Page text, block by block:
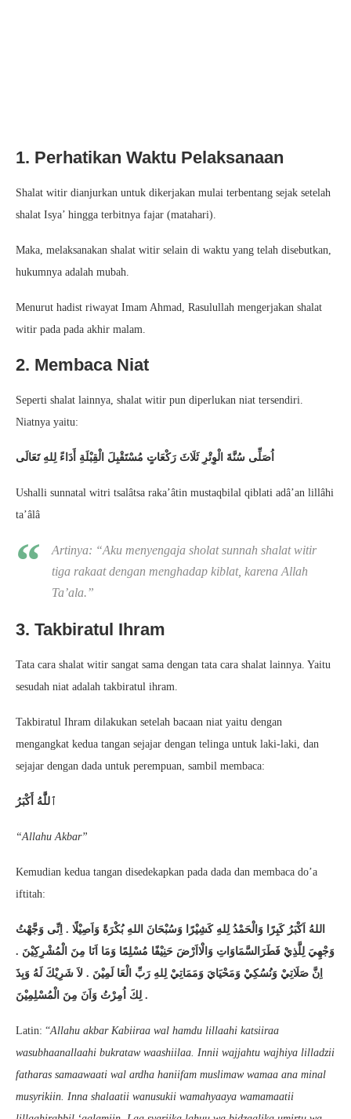
1. Perhatikan Waktu Pelaksanaan
Shalat witir dianjurkan untuk dikerjakan mulai terbentang sejak setelah
shalat Isya’ hingga terbitnya fajar (matahari).
Maka, melaksanakan shalat witir selain di waktu yang telah disebutkan,
hukumnya adalah mubah.
Menurut hadist riwayat Imam Ahmad, Rasulullah mengerjakan shalat
witir pada pada akhir malam.
2. Membaca Niat
Seperti shalat lainnya, shalat witir pun diperlukan niat tersendiri.
Niatnya yaitu:
اُصَلِّى سُنَّةَ الْوِتْرِ ثَلَاثَ رَكْعَاتٍ مُسْتَقْبِلَ الْقِبْلَةِ أَدَاءً لِلهِ تَعَالَى
Ushalli sunnatal witri tsalâtsa raka’âtin mustaqbilal qiblati adâ’an lillâhi
ta’âlâ
Artinya: “Aku menyengaja sholat sunnah shalat witir
tiga rakaat dengan menghadap kiblat, karena Allah
Ta’ala.”
3. Takbiratul Ihram
Tata cara shalat witir sangat sama dengan tata cara shalat lainnya. Yaitu
sesudah niat adalah takbiratul ihram.
Takbiratul Ihram dilakukan setelah bacaan niat yaitu dengan
mengangkat kedua tangan sejajar dengan telinga untuk laki-laki, dan
sejajar dengan dada untuk perempuan, sambil membaca:
ٱللَّٰهُ أَكْبَرُ
“Allahu Akbar”
Kemudian kedua tangan disedekapkan pada dada dan membaca do’a
iftitah:
اللهُ اَكْبَرُ كَبِرًا وَالْحَمْدُ لِلهِ كَشِيْرًا وَسُبْحَانَ اللهِ بُكْرَةً وَاَصِيْلًا . اِنِّى وَجَّهْتُ
وَجْهِيَ لِلَّذِيْ فَطَرَالسَّمَاوَاتِ وَالْااَرْضَ حَنِيْفًا مُسْلِمًا وَمَا اَنَا مِنَ الْمُشْرِكِيْنَ .
اِنَّ صَلَاتِيْ وَنُسُكِيْ وَمَحْيَايَ وَمَمَاتِيْ لِلهِ رَبِّ الْعَا لَمِيْنَ . لاَ شَرِيْكَ لَهُ وَبِذَ
لِكَ اُمِرْتُ وَاَنَ مِنَ الْمُسْلِمِيْنَ .
Latin: “Allahu akbar Kabiiraa wal hamdu lillaahi katsiiraa
wasubhaanallaahi bukrataw waashiilaa. Innii wajjahtu wajhiya lilladzii
fatharas samaawaati wal ardha haniifam muslimaw wamaa ana minal
musyrikiin. Inna shalaatii wanusukii wamahyaaya wamamaatii